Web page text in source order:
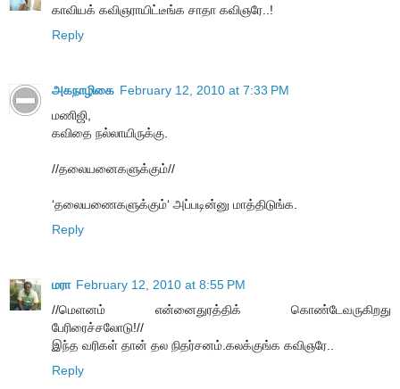
காவியக் கவிஞராயிட்டீங்க சாதா கவிஞரே..!
Reply
அகநாழிகை February 12, 2010 at 7:33 PM
மணிஜி,
கவிதை நல்லாயிருக்கு.
//தலையனைகளுக்கும்//
‘தலையணைகளுக்கும்‘ அப்படின்னு மாத்திடுங்க.
Reply
மரா February 12, 2010 at 8:55 PM
//மெளனம் என்னைதுரத்திக் கொண்டேவருகிறது
பேரிரைச்சலோடு!//
இந்த வரிகள் தான் தல நிதர்சனம்.கலக்குங்க கவிஞரே..
Reply